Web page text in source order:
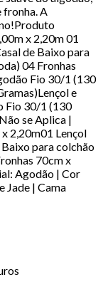
fronha. A
x 2,20m 01
de Baixo para
04 Fronhas
Fio 30/1 (130
e
Fio 30/1 (130
se Aplica |
2,20m01 Lençol
para colchão
70cm x
Agodão | Cor
Jade | Cama